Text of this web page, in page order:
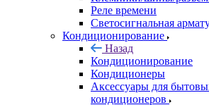
Реле времени
Светосигнальная
Кондиционирование
Назад
Кондиционирование
Кондиционеры
Аксессуары для
кондиционеров